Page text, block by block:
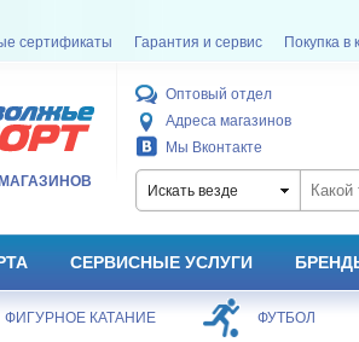
сертификаты Гарантия и сервис Покупка в
Оптовый отдел
Адреса магазинов
Мы Вконтакте
Искать везде
СЕРВИСНЫЕ УСЛУГИ
ФУТБОЛ БАСКЕТБОЛ